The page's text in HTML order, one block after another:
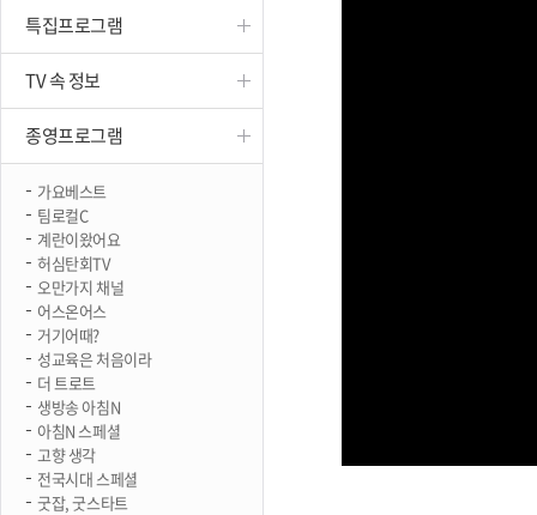
특집프로그램
TV 속 정보
종영프로그램
가요베스트
팀로컬C
계란이왔어요
허심탄회TV
오만가지 채널
어스온어스
거기어때?
성교육은 처음이라
더 트로트
생방송 아침N
아침N 스페셜
고향 생각
전국시대 스페셜
굿잡, 굿스타트